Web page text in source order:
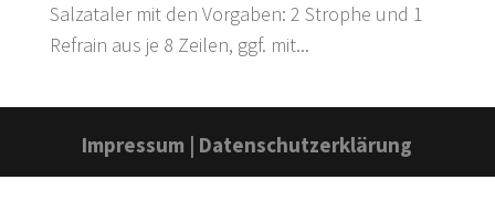
Salzataler mit den Vorgaben: 2 Strophe und 1
Refrain aus je 8 Zeilen, ggf. mit...
Impressum | Datenschutzerklärung